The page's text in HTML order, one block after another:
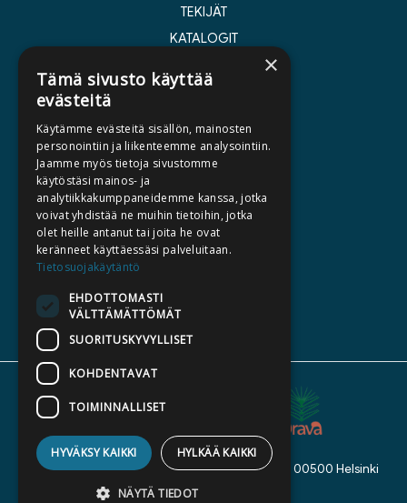
TEKIJÄT
KATALOGIT
KIRJA TILAUSTYÖNÄ
MEDIALLE
LASKUTUSOSOITTEET
SILTALA.FI
ENNAKKOTILATTAVAT
LAHJAKORTTI
Kustannusosakeyhtiö Siltala, Suvilahdenkatu 7, 00500 Helsinki
© 2026 Siltala
×
Tämä sivusto käyttää
evästeitä
Käytämme evästeitä sisällön, mainosten
personointiin ja liikenteemme analysointiin.
Jaamme myös tietoja sivustomme
käytöstäsi mainos- ja
analytiikkakumppaneidemme kanssa, jotka
voivat yhdistää ne muihin tietoihin, jotka
olet heille antanut tai joita he ovat
keränneet käyttäessäsi palveluitaan.
Tietosuojakäytäntö
EHDOTTOMASTI
VÄLTTÄMÄTTÖMÄT
SUORITUSKYVYLLISET
KOHDENTAVAT
TOIMINNALLISET
HYVÄKSY KAIKKI HYLKÄÄ KAIKKI
NÄYTÄ TIEDOT